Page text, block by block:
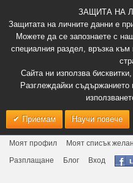
ЗАЩИТА НА
Защитата на личните данни е
Можете да се запознаете с
специалния раздел, връзка
Сайта ни използва
Разглеждайки съдържанието
Приемам Научи повече
Моят профил Моят списък
Разплащане
Блог Вход